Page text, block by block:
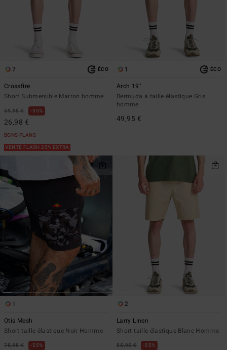
7 ÉCO
Crossfire
Short Submersible Marron homme
59,95 € 55%
26,98 €
BONS PLANS
VENTE FLASH 25% EXTRA
1 ÉCO
Arch 19"
Bermuda à taille élastique Gris
homme
49,95 €
1
Otis Mesh
Short taille élastique Noir Homme
75,95 € 55%
2
Larry Linen
Short taille élastique Blanc Homme
55,95 € 55%